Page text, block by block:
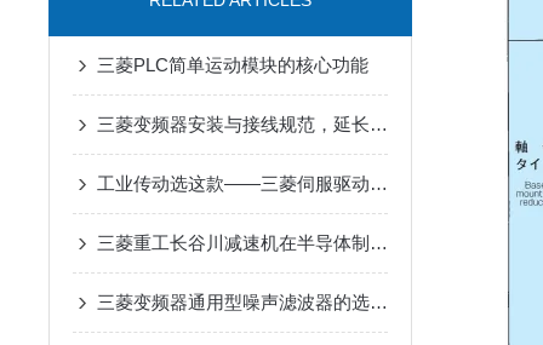
三菱PLC简单运动模块的核心功能
三菱变频器安装与接线规范，延长设备寿命要点
工业传动选这款——三菱伺服驱动器，用着省心
三菱重工长谷川减速机在半导体制造设备传动系统中的适配应用
三菱变频器通用型噪声滤波器的选购与安装要点